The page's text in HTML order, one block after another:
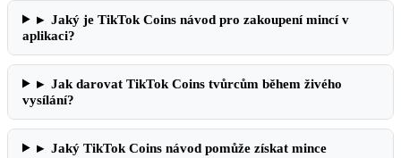
▸ Jaký je TikTok Coins návod pro zakoupení mincí v
aplikaci?
▸ Jak darovat TikTok Coins tvůrcům během živého
vysílání?
▸ Jaký TikTok Coins návod pomůže získat mince